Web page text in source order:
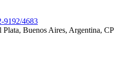
9192/4683
Buenos Aires, Argentina, CP